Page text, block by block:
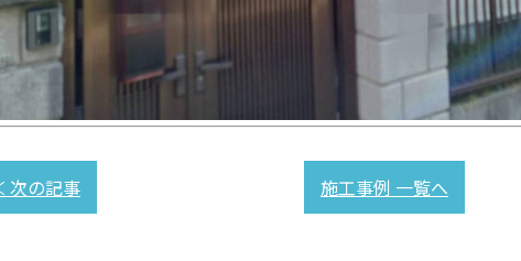
の記事 施工事例 一覧へ